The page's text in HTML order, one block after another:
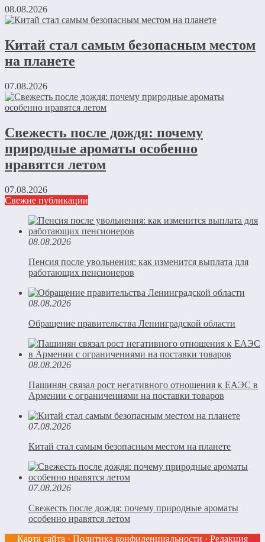
08.08.2026
Китай стал самым безопасным местом
на планете
07.08.2026
Свежесть после дождя: почему
природные ароматы особенно
нравятся летом
07.08.2026
Свежие публикации
08.08.2026
Пенсия после увольнения: как изменится выплата для
работающих пенсионеров
08.08.2026
Обращение правительства Ленинградской области
08.08.2026
Пашинян связал рост негативного отношения к ЕАЭС в
Армении с ограничениями на поставки товаров
07.08.2026
Китай стал самым безопасным местом на планете
07.08.2026
Свежесть после дождя: почему природные ароматы
особенно нравятся летом
Карта сайта · Политика конфиденциальности · Редакция